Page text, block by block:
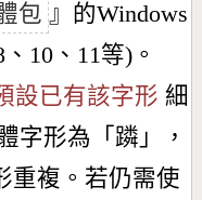
包 』的Windows
10、11等)。
設已有該字形 細
字形為「 蹸 」，
重複。若仍需使